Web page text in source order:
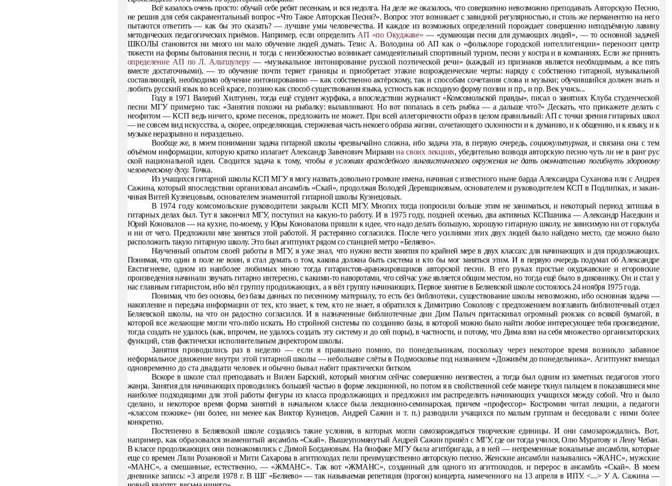
Всё казалось очень просто: обучай себе ребят песенкам, и вся недолга. На деле же оказалось, что совершенно невозможно пре­подавать Авторскую Песню,
не решив для себя сакраменталь­ный вопрос «Что Такое Авторская Песня?». Вопрос этот возни­кает с завидной регулярностью, и столь же перманентно на него
пытаются ответить — как бы это сказать? — лучшие умы челове­чества. И каждое из возможных определений порождает совер­шенно неподъёмную лавину
методических педагогических приёмов. Например, если определить АП «по Окуджаве» — «думаю­щая песня для думающих людей», — то основной задачей
ШКО­ЛЫ становится ни много ни мало обучение людей думать. Тезис А. Володина об АП как о «фольклоре городской интеллиген­ции» переносит центр
тяжести на формы бытования песни, и тогда с неизбежностью возникает самодеятельный спортивный туризм, песни у костра и в компаниях. Если же принять
опреде­ление АП по Л. Альтшулеру — «музыкальное интонированиерусской поэтической речи» (каждый из признаков является не­обходимым, а все пять
вместе достаточными), — то обучение поч­ти теряет границы и приобретает этакие возрожденческие чер­ты: наряду с собственно гитарной, музыкальной
составляющей, необходимо обучение интонированию — как собственно актёрс­кому, так и способам сочетания слова и музыки; обучившийся должен знать и
любить русский язык во всей красе, поэзию какспособ существования языка, устность как исходную форму поэзии и пр., и пр. Век учись...
Году в 1971 Валерий Хилтунен, тогда ещё студент журфака, а впоследствии журналист «Комсомольской правды», писал о заня­тиях Клуба студенческой
песни МГУ примерно так: «Занятия похожи на рыбалку: вылавливают. Но вот попалась в сеть рыбка— а дальше что?» Дескать, что прикажете делать с
неофитом — КСП ведь ничего, кроме песенок, предложить не может. Привсей аллегоричности образ в целом правильный: АП с точки зре­ния гитарных школ
— не совсем вид искусства, а, скорее, опреде­ляющая, стержневая часть некоего образа жизни, сочетающего склонности и к думанию, и к общению, и к языку, и к
музыке не­разрывно и нераздельно.
Вообще же, в моем понимании задача гитарной школы чрез­вычайно сложна, ибо задача эта, в первую очередь,социокуль­турная, и связана она с тем
объёмом информации, которуюкратко излагает Александр Завенович Мирзаянна своих лекци­ях, убедительно возводя авторскую песню чуть ли не в ранг рус­
ской национальной идеи. Сводится задача к тому, чтобы в усло­виях враждебного лингвистического окружения не дать оконча­тельно погибнуть здоровому
человеческому духу. Точка.
Из учащихся гитарной школы КСП МГУ я могу назвать до­вольно громкие имена, начиная с известного ныне барда Алек­сандра Суханова или с Андрея
Сажина, который впоследствииорганизовал ансамбль «Скай», продолжая Володей Деревщиковым, основателем и руководителем КСП в Подлипках, и закан­
чивая Витей Кузнецовым, основателем знаменитой гитарнойшколы Кузнецовых.
В 1974 году комсомольские руководители закрыли КСПМГУ. Многих тогда попросили больше этим не заниматься, и не­который период затишья в
гитарных делах был. Тут я закончил МГУ, поступил на какую-то работу. И в 1975 году, поздней осенью, два активных КСПшника — Александр Наседкин и
Юрий Коновалов — на кухне, по-моему, у Юры Коновалова пришли к идее, что надо делать большую, хорошую гитарную школу, не зависимую ни от горклуба
и ни от чего. Предложили мне занять­ся этой работой. Я растерянно согласился. После чего усилиями этих двух людей было найдено место, где можно было
располо­жить такую гитарную школу. Это был агитпункт рядом со стан­цией метро «Беляево».
Наученный опытом своей работы в МГУ, я уже знал, чтонужно вести занятия по крайней мере в двух классах: для начина­ющих и для продолжающих.
Понимая, что один в поле не воин, я стал думать о том, какова должна быть система и кто бы мог за­няться этим. И в первую очередь подумал об Александре
Евстиг­нееве, одном из наиболее любимых мною тогда гитаристов-аранжировщиков авторской песни. В его руках простые окуджавские и егоровские
произведения начинали звучать гитарно интересно, с какими-то наворотами, что сейчас уже является об­щим местом, но тогда ещё было в диковинку. Он и стал у
насглавным гитаристом, ибо вёл группу продолжающих, а я вёлгруппу начинающих. Первое занятие в Беляевской школе состо­ялось 24 ноября 1975 года.
Понимая, что без основы, без базы данных по песенному ма­териалу, то есть без библиотеки, существование школы невоз­можно, ибо основная задача —
накопление и передача информа­ции от тех, кто знает, к тем, кто не знает, я обратился к Димит­рию Соколову с предложением возглавить библиотечный отдел
Беляевской школы, на что он радостно согласился. И в назна­ченные библиотечные дни Дим Палыч притаскивал огромныйрюкзак со всякой бумагой, в
которой все желающие могли что-либо искать. Но стройной системы по созданию базы, в которойможно было найти любое интересующее тебя произведение,
тог­да создать не удалось (как, впрочем, не удалось создать эту сис­тему и до сей поры), в частности, и потому, что Дима взял на себя множество организаторских
функций, став фактически испол­нительным директором школы.
Занятия проводились раз в неделю — если я правильно помню, по понедельникам, поскольку через некоторое время возникло забавное
неформальное движение внутри этой ги­тарной школы — небольшие слёты в Подмосковье под названием «Доживём до понедельника». Агитпункт вмещал
одновре­менно до ста двадцати человек и обычно бывал набит практи­чески битком.
Вскоре в школе стал преподавать и Вилен Барский, который многим сейчас совершенно неизвестен, а тогда был одним из за­метных педагогов этого
жанра. Занятия для начинающих прово­дились большей частью в форме лекционной, но потом я в свой­ственной себе манере ткнул пальцем в показавшиеся мне
наибо­лее подходящими для этой работы фигуры из класса продолжа­ющих и предложил им распределить начинающих учащихся между собой. Что и было
сделано, и некоторое время форма за­нятий в начальном классе была лекционно-семинарская, причем «профессор» Костромин читал лекции, а педагоги
«классом по­жиже» (ни более, ни менее как Виктор Кузнецов, Андрей Сажин и т. п.) разводили учащихся по малым группам и беседовали с ними более
конкретно.
Постепенно в Беляевской школе создались такие условия, вкоторых могли самозарождаться творческие единицы. И они самозарождались. Вот,
например, как образовался знаменитый ансамбль «Скай». Вышеупомянутый Андрей Сажин привёл с МГУ, где он тогда учился, Олю Муратову и Лену Чебан.
В клас­се продолжающих они познакомились с Димой Богдановым. На биофаке МГУ была агитбригада, а в ней — непременные вокаль­ные ансамбли, которые
еще со времен Ляли Розановой и Мити Сахарова в агитпоходах пели преимущественно авторскую пес­ню. Женские ансамбли назывались «ЖАНС», мужские
«МАНС», а смешанные, естественно, — «ЖМАНС». Так вот «ЖМАНС», созданный для одного из агитпоходов, и перерос в ансамбль «Скай». В моем
дневнике запись: «3 апреля 1978 г. В ШГ «Беляево» — так называемая репетиция (прогон) концерта, намеченного на 13 апреля в ИПУ. <...> У А. Сажина —